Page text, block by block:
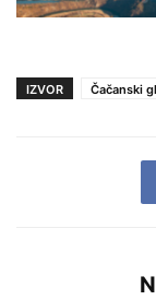
IZVOR Čačanski